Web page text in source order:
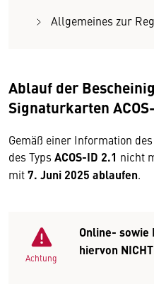
Allgemeines zur
Ablauf der
Signaturkarten
Gemäß einer Information
des Typs ACOS-ID 2.1 nicht
mit7. Juni 2025 ablaufen.
Achtung
Online- sowie
hiervon